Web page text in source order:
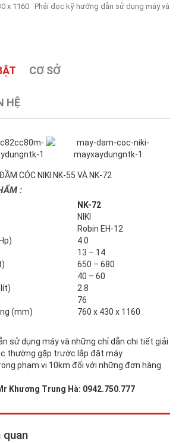
x 1160 Phải đọc kỹ hướng dẫn sử dụng máy và
CƠ SỞ
HỆ
CÓC NIKI NK-55 VÀ NK-72
:
NK-72
NIKI
Robin EH-12
4.0
13 – 14
650 – 680
40 – 60
2.8
76
(mm)
760 x 430 x 1160
sử dụng máy và những chỉ dẫn chi tiết giải
thường gặp trước lắp đặt máy
phạm vi 10km đối với những đơn hàng
Khương Trung Hà: 0942.750.777
quan